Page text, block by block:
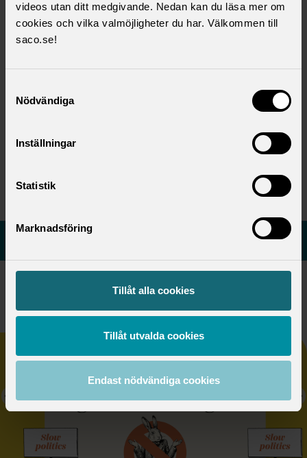
videos utan ditt medgivande. Nedan kan du läsa mer om
cookies och vilka valmöjligheter du har. Välkommen till
saco.se!
Nödvändiga
Inställningar
Statistik
Marknadsföring
Tillåt alla cookies
Tillåt utvalda cookies
Endast nödvändiga cookies
Saco Lönesök
Sveriges bästa lönestatistik. Har du rätt lön?
Sacos rapporter
arbetsliv.
Aktuellt från Saco
DEMOKRATI onsdag 10 juni 2026